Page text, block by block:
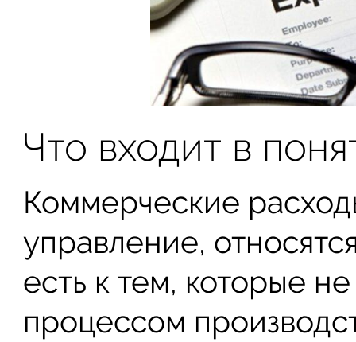
Что входит в
Коммерческие
управление,
есть к тем, которые
процессом